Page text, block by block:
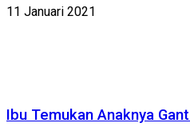
11 Januari 2021
Ibu Temukan Anaknya